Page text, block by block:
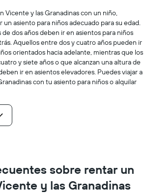
Vicente y las Granadinas con un niño,
asiento para niños adecuado para su edad.
de dos años deben ir en asientos para niños
Aquellos entre dos y cuatro años pueden ir
orientados hacia adelante, mientras que los
y siete años o que alcanzan una altura de
ir en asientos elevadores. Puedes viajar a
con tu asiento para niños o alquilar
sobre rentar un
y las Granadinas